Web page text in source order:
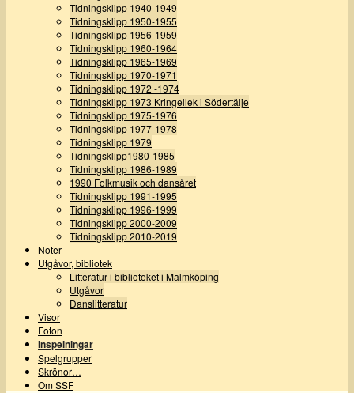
Tidningsklipp 1940-1949
Tidningsklipp 1950-1955
Tidningsklipp 1956-1959
Tidningsklipp 1960-1964
Tidningsklipp 1965-1969
Tidningsklipp 1970-1971
Tidningsklipp 1972 -1974
Tidningsklipp 1973 Kringellek i Södertälje
Tidningsklipp 1975-1976
Tidningsklipp 1977-1978
Tidningsklipp 1979
Tidningsklipp1980-1985
Tidningsklipp 1986-1989
1990 Folkmusik och dansåret
Tidningsklipp 1991-1995
Tidningsklipp 1996-1999
Tidningsklipp 2000-2009
Tidningsklipp 2010-2019
Noter
Utgåvor, bibliotek
Litteratur i biblioteket i Malmköping
Utgåvor
Danslitteratur
Visor
Foton
Inspelningar
Spelgrupper
Skrönor…
Om SSF